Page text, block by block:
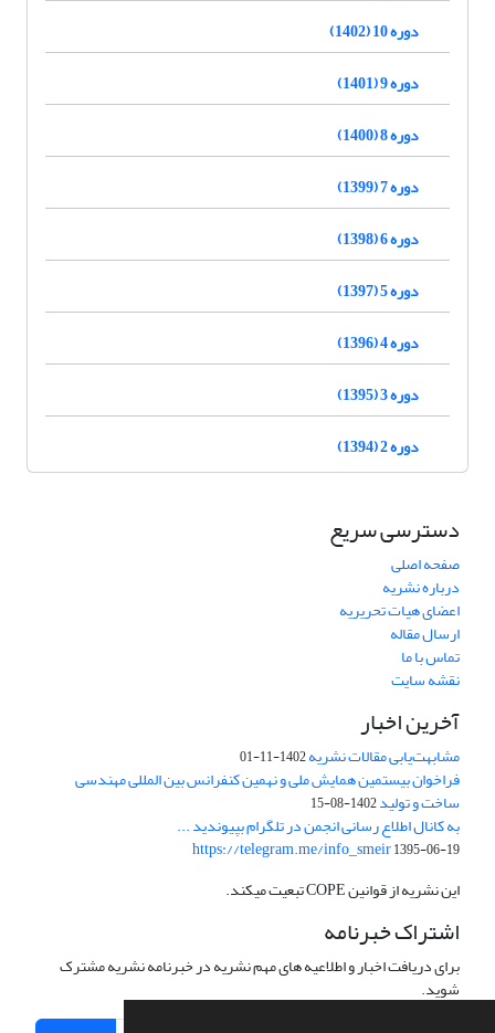
دوره 10 (1402)
دوره 9 (1401)
دوره 8 (1400)
دوره 7 (1399)
دوره 6 (1398)
دوره 5 (1397)
دوره 4 (1396)
دوره 3 (1395)
دوره 2 (1394)
دسترسی سریع
صفحه اصلی
درباره نشریه
اعضای هیات تحریریه
ارسال مقاله
تماس با ما
نقشه سایت
آخرین اخبار
مشابهت‌یابی مقالات نشریه1402-11-01
فراخوان بیستمین همایش ملی و نهمین کنفرانس بین المللی مهندسی
ساخت و تولید1402-08-15
به کانال اطلاع رسانی انجمن در تلگرام بپیوندید ...
https://telegram.me/info_smeir1395-06-19
این نشریه از قوانین COPE تبعیت میکند.
اشتراک خبرنامه
برای دریافت اخبار و اطلاعیه های مهم نشریه در خبرنامه نشریه مشترک
شوید.